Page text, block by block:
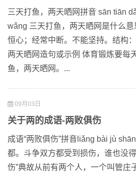
三天打鱼，两天晒网拼音 sān tiān
wǎng 三天打鱼，两天晒网是什么
恒心；经常中断。不能坚持。结构
两天晒网造句或示例 体育锻炼要每
鱼，两天晒网。...
09月03日
关于两的成语-两败俱伤
成语“两败俱伤”拼音liǎng bài jù
都。斗争双方都受到损伤，谁也没
伤”典故从前有两个人，一个叫管庄